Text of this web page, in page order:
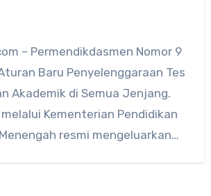
– Permendikdasmen Nomor 9
Baru Penyelenggaraan Tes
Akademik di Semua Jenjang.
Kementerian Pendidikan
resmi mengeluarkan